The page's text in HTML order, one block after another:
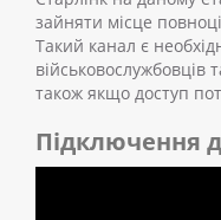
зайняти місце
Такий канал є
військовослужбовців
також якщо доступ
Підключення